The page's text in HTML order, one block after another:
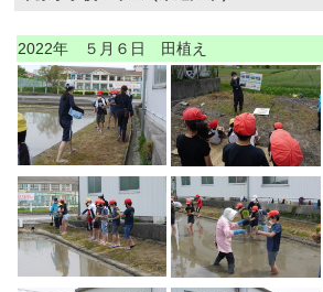
2022年 ５月６日 田植え